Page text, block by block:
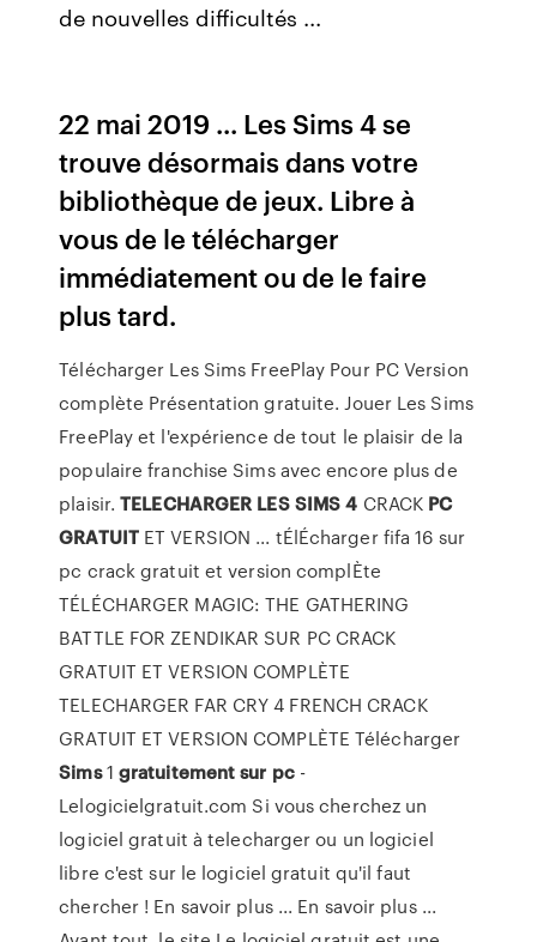
de nouvelles difficultés ...
22 mai 2019 ... Les Sims 4 se
trouve désormais dans votre
bibliothèque de jeux. Libre à
vous de le télécharger
immédiatement ou de le faire
plus tard.
Télécharger Les Sims FreePlay Pour PC Version
complète Présentation gratuite. Jouer Les Sims
FreePlay et l'expérience de tout le plaisir de la
populaire franchise Sims avec encore plus de
plaisir.TELECHARGER LES SIMS 4 CRACK PC
GRATUITET VERSION ... tÉlÉcharger fifa 16 sur
pc crack gratuit et version complÈte
TÉLÉCHARGER MAGIC: THE GATHERING
BATTLE FOR ZENDIKAR SUR PC CRACK
GRATUIT ET VERSION COMPLÈTE
TELECHARGER FAR CRY 4 FRENCH CRACK
GRATUIT ET VERSION COMPLÈTE Télécharger
Sims1 gratuitement sur pc-
Lelogicielgratuit.com Si vous cherchez un
logiciel gratuit à telecharger ou un logiciel
libre c'est sur le logiciel gratuit qu'il faut
chercher ! En savoir plus ... En savoir plus ...